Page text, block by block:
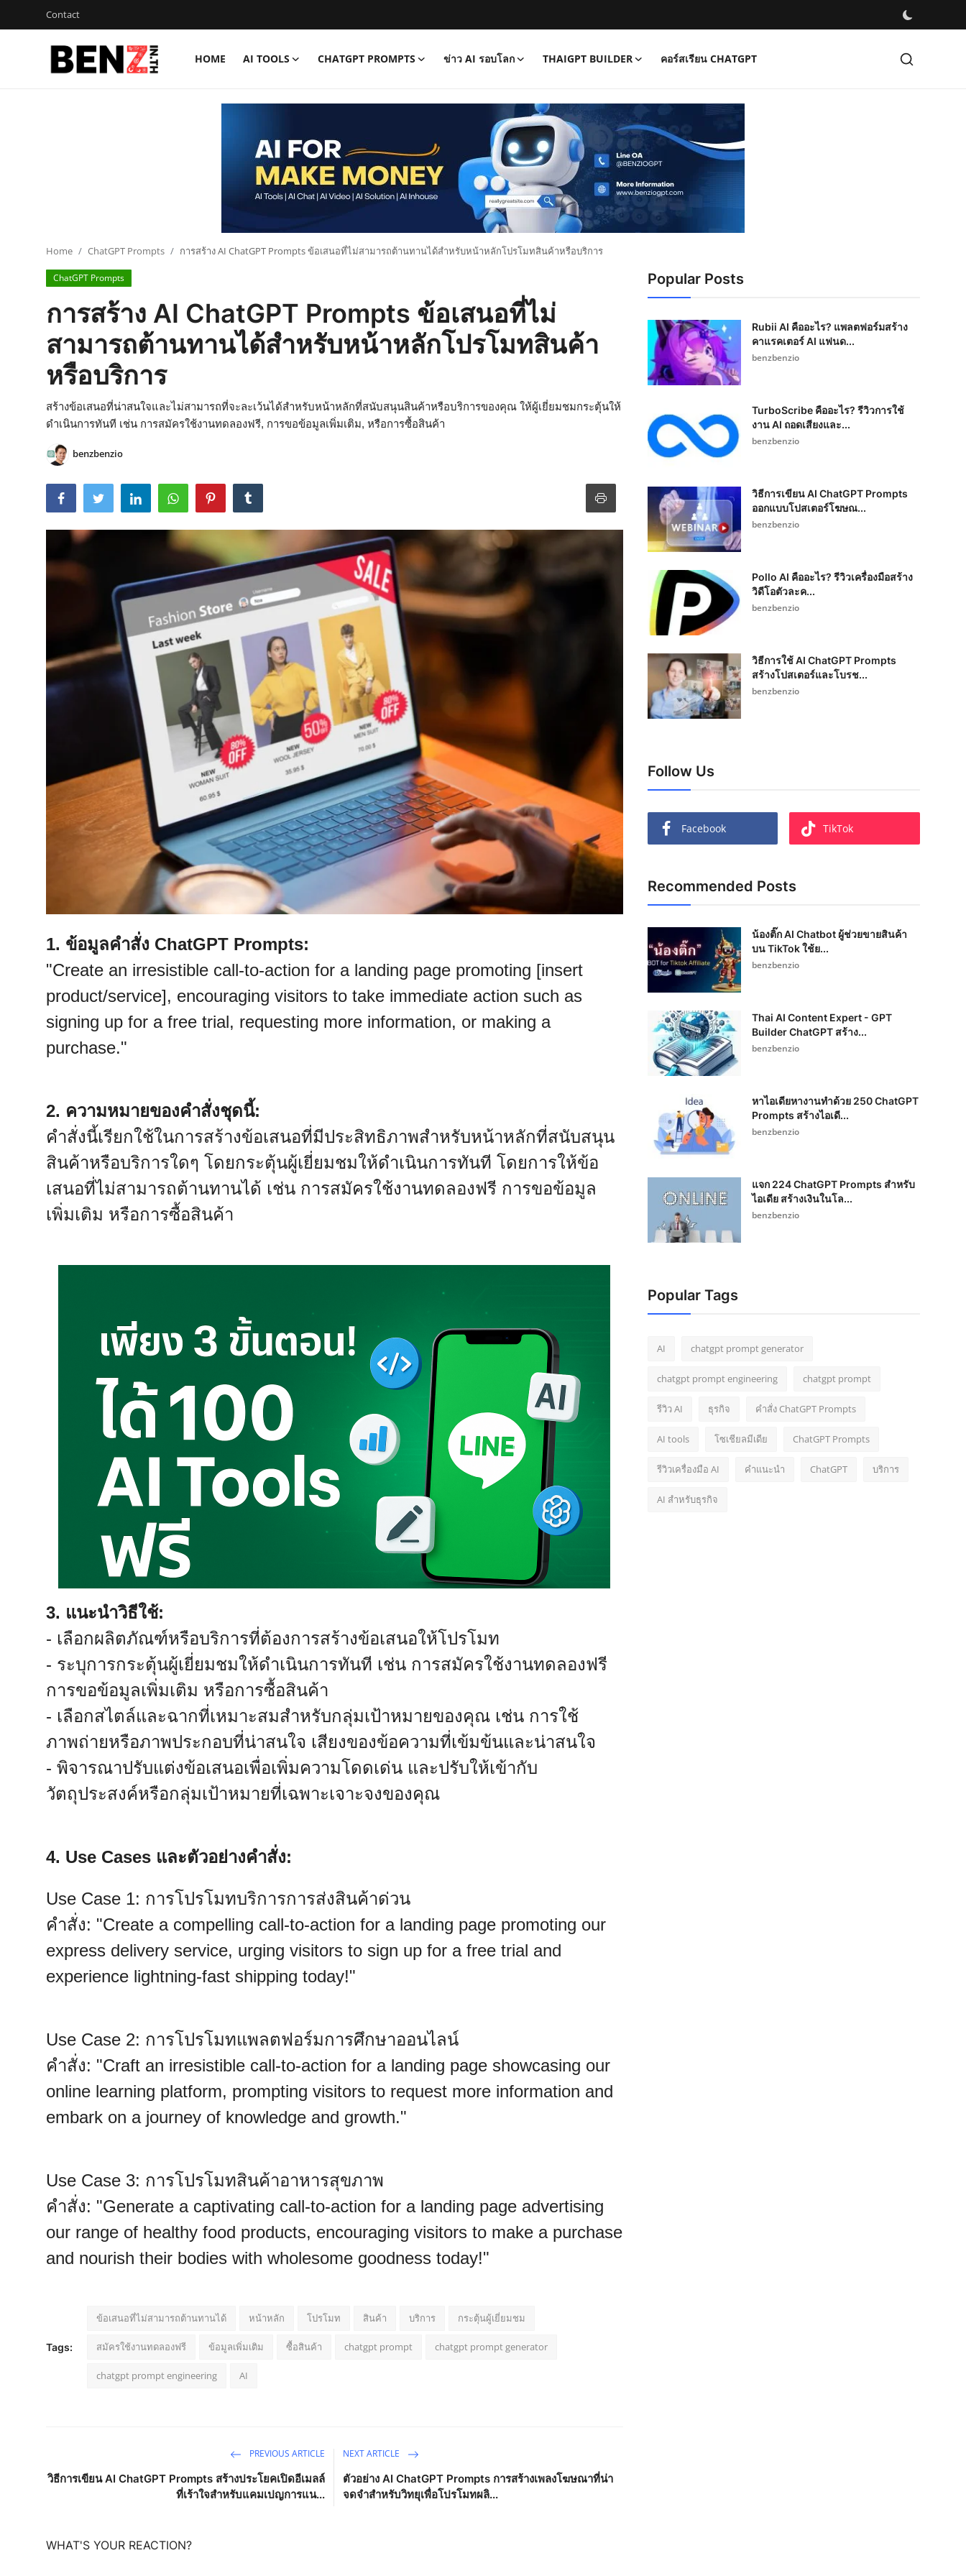
Contact
HOME AI TOOLS CHATGPT PROMPTS ข่าว AI รอบโลก THAIGPT BUILDER คอร์สเรียน CHATGPT
ThaiGPT Builder
คอร์สเรียน ChatGPT
Home ChatGPT Prompts การสร้าง AI ChatGPT Prompts ข้อเสนอที่ไม่สามารถต้านทานได้สำหรับหน้าหลักโปรโมทสินค้าหรือบริการ
ChatGPT Prompts
การสร้าง AI ChatGPT Prompts ข้อเสนอที่ไม่
สามารถต้านทานได้สำหรับหน้าหลักโปรโมทสินค้า
หรือบริการ
สร้างข้อเสนอที่น่าสนใจและไม่สามารถที่จะละเว้นได้สำหรับหน้าหลักที่สนับสนุนสินค้าหรือบริการของคุณ ให้ผู้เยี่ยมชมกระตุ้นให้
ดำเนินการทันที เช่น การสมัครใช้งานทดลองฟรี, การขอข้อมูลเพิ่มเติม, หรือการซื้อสินค้า
benzbenzio
1. ข้อมูลคำสั่ง ChatGPT Prompts:
"Create an irresistible call-to-action for a landing page promoting [insert
product/service], encouraging visitors to take immediate action such as
signing up for a free trial, requesting more information, or making a
purchase."
2. ความหมายของคำสั่งชุดนี้:
คำสั่งนี้เรียกใช้ในการสร้างข้อเสนอที่มีประสิทธิภาพสำหรับหน้าหลักที่สนับสนุน
สินค้าหรือบริการใดๆ โดยกระตุ้นผู้เยี่ยมชมให้ดำเนินการทันที โดยการให้ข้อ
เสนอที่ไม่สามารถต้านทานได้ เช่น การสมัครใช้งานทดลองฟรี การขอข้อมูล
เพิ่มเติม หรือการซื้อสินค้า
3. แนะนำวิธีใช้:
- เลือกผลิตภัณฑ์หรือบริการที่ต้องการสร้างข้อเสนอให้โปรโมท
- ระบุการกระตุ้นผู้เยี่ยมชมให้ดำเนินการทันที เช่น การสมัครใช้งานทดลองฟรี
การขอข้อมูลเพิ่มเติม หรือการซื้อสินค้า
- เลือกสไตล์และฉากที่เหมาะสมสำหรับกลุ่มเป้าหมายของคุณ เช่น การใช้
ภาพถ่ายหรือภาพประกอบที่น่าสนใจ เสียงของข้อความที่เข้มข้นและน่าสนใจ
- พิจารณาปรับแต่งข้อเสนอเพื่อเพิ่มความโดดเด่น และปรับให้เข้ากับ
วัตถุประสงค์หรือกลุ่มเป้าหมายที่เฉพาะเจาะจงของคุณ
4. Use Cases และตัวอย่างคำสั่ง:
Use Case 1: การโปรโมทบริการการส่งสินค้าด่วน
คำสั่ง: "Create a compelling call-to-action for a landing page promoting our
express delivery service, urging visitors to sign up for a free trial and
experience lightning-fast shipping today!"
Use Case 2: การโปรโมทแพลตฟอร์มการศึกษาออนไลน์
คำสั่ง: "Craft an irresistible call-to-action for a landing page showcasing our
online learning platform, prompting visitors to request more information and
embark on a journey of knowledge and growth."
Use Case 3: การโปรโมทสินค้าอาหารสุขภาพ
คำสั่ง: "Generate a captivating call-to-action for a landing page advertising
our range of healthy food products, encouraging visitors to make a purchase
and nourish their bodies with wholesome goodness today!"
Tags:
ข้อเสนอที่ไม่สามารถต้านทานได้ หน้าหลัก โปรโมท สินค้า บริการ กระตุ้นผู้เยี่ยมชม
สมัครใช้งานทดลองฟรี ข้อมูลเพิ่มเติม ซื้อสินค้า chatgpt prompt chatgpt prompt generator
chatgpt prompt engineering AI
PREVIOUS ARTICLE
วิธีการเขียน AI ChatGPT Prompts สร้างประโยคเปิดอีเมลล์
ที่เร้าใจสำหรับแคมเปญการแน...
NEXT ARTICLE
ตัวอย่าง AI ChatGPT Prompts การสร้างเพลงโฆษณาที่น่า
จดจำสำหรับวิทยุเพื่อโปรโมทผลิ...
WHAT'S YOUR REACTION?
Popular Posts
Rubii AI คืออะไร? แพลตฟอร์มสร้าง
คาแรคเตอร์ AI แฟนด...
benzbenzio
TurboScribe คืออะไร? รีวิวการใช้
งาน AI ถอดเสียงและ...
benzbenzio
วิธีการเขียน AI ChatGPT Prompts
ออกแบบโปสเตอร์โฆษณ...
benzbenzio
Pollo AI คืออะไร? รีวิวเครื่องมือสร้าง
วิดีโอตัวละค...
benzbenzio
วิธีการใช้ AI ChatGPT Prompts
สร้างโปสเตอร์และโบรช...
benzbenzio
Follow Us
Facebook TikTok
Recommended Posts
น้องติ๊ก AI Chatbot ผู้ช่วยขายสินค้า
บน TikTok ใช้ย...
benzbenzio
Thai AI Content Expert - GPT
Builder ChatGPT สร้าง...
benzbenzio
หาไอเดียหางานทำด้วย 250 ChatGPT
Prompts สร้างไอเดี...
benzbenzio
แจก 224 ChatGPT Prompts สำหรับ
ไอเดีย สร้างเงินในโล...
benzbenzio
Popular Tags
AI chatgpt prompt generator
chatgpt prompt engineering chatgpt prompt
รีวิว AI ธุรกิจ คำสั่ง ChatGPT Prompts
AI tools โซเชียลมีเดีย ChatGPT Prompts
รีวิวเครื่องมือ AI คำแนะนำ ChatGPT บริการ
AI สำหรับธุรกิจ